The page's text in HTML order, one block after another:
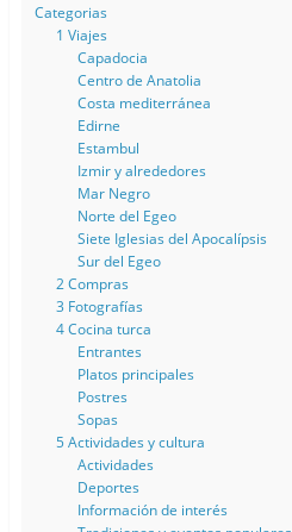
Categorias
1 Viajes
Capadocia
Centro de Anatolia
Costa mediterránea
Edirne
Estambul
Izmir y alrededores
Mar Negro
Norte del Egeo
Siete Iglesias del Apocalípsis
Sur del Egeo
2 Compras
3 Fotografías
4 Cocina turca
Entrantes
Platos principales
Postres
Sopas
5 Actividades y cultura
Actividades
Deportes
Información de interés